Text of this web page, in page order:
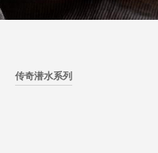
传奇潜水系列